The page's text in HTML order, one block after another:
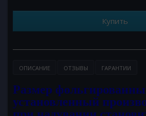
Купить
ОПИСАНИЕ ОТЗЫВЫ ГАРАНТИИ
Размер
установленный